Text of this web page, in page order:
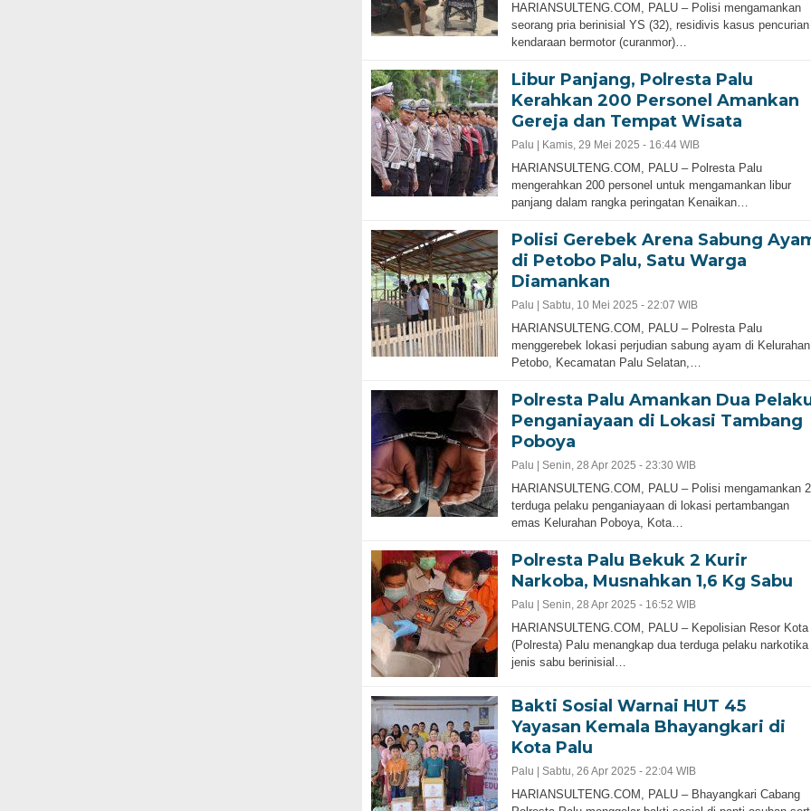
HARIANSULTENG.COM, PALU – Polisi mengamankan
seorang pria berinisial YS (32), residivis kasus pencurian
kendaraan bermotor (curanmor)…
Libur Panjang, Polresta Palu
Kerahkan 200 Personel Amankan
Gereja dan Tempat Wisata
Palu | Kamis, 29 Mei 2025 - 16:44 WIB
HARIANSULTENG.COM, PALU – Polresta Palu
mengerahkan 200 personel untuk mengamankan libur
panjang dalam rangka peringatan Kenaikan…
Polisi Gerebek Arena Sabung
di Petobo Palu, Satu Warga
Diamankan
Palu | Sabtu, 10 Mei 2025 - 22:07 WIB
HARIANSULTENG.COM, PALU – Polresta Palu
menggerebek lokasi perjudian sabung ayam di Kelurahan
Petobo, Kecamatan Palu Selatan,…
Polresta Palu Amankan Dua
Penganiayaan di Lokasi Tambang
Poboya
Palu | Senin, 28 Apr 2025 - 23:30 WIB
HARIANSULTENG.COM, PALU – Polisi mengamankan 2
terduga pelaku penganiayaan di lokasi pertambangan
emas Kelurahan Poboya, Kota…
Polresta Palu Bekuk 2 Kurir
Narkoba, Musnahkan 1,6 Kg Sabu
Palu | Senin, 28 Apr 2025 - 16:52 WIB
HARIANSULTENG.COM, PALU – Kepolisian Resor Kota
(Polresta) Palu menangkap dua terduga pelaku narkotika
jenis sabu berinisial…
Bakti Sosial Warnai HUT 45
Yayasan Kemala Bhayangkari di
Kota Palu
Palu | Sabtu, 26 Apr 2025 - 22:04 WIB
HARIANSULTENG.COM, PALU – Bhayangkari Cabang